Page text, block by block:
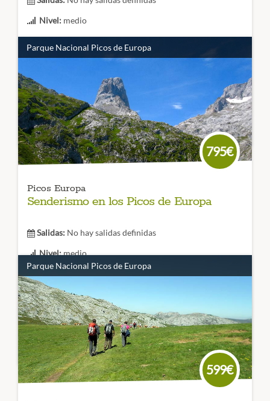
Nivel: medio
Ven a la ruta de las Golondrinas, un trekking con historia
que nos lleva al corazón de los valle de Roncal, Linza,
Lescún, Bearn y Zuberoa. 4 días únicos en valles con
historia, gastronomía y montaña.
CÓDIGO VIAJE:
Parque Nacional Picos de Europa
795€
Picos Europa
Senderismo en los Picos de Europa
Salidas: No hay salidas definidas
Nivel:medio
Duración:
LosPicos de Europa
excursiones por los lugares más bellos de esta cordillera
recorriendo los tres macizos que la componen.
CÓDIGO VIAJE: 012SES
Parque Nacional Picos de Europa
599€